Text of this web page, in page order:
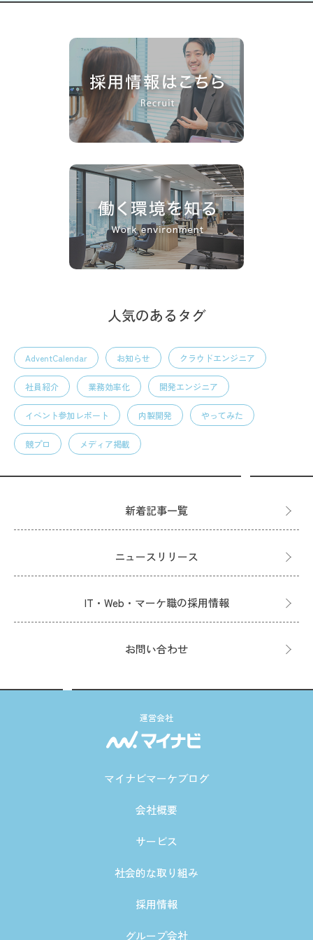
人気のあるタグ
AdventCalendar お知らせ クラウドエンジニア
社員紹介 業務効率化 開発エンジニア
イベント参加レポート 内製開発 やってみた
競プロ メディア掲載
新着記事一覧
ニュースリリース
IT・Web・マーケ職の採用情報
お問い合わせ
運営会社
マイナビマーケブログ
会社概要
サービス
社会的な取り組み
採用情報
グループ会社